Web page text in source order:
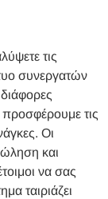
τις
συνεργατών
προσφέρουμε τις
Οι
και
να σας
ταιριάζει